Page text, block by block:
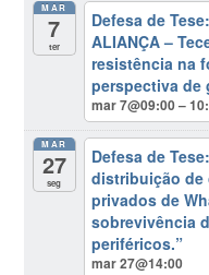
MAR
7
ter
Defesa de
ALIANÇA –
resistência na
perspectiva de
mar 7@09:00 –
MAR
27
seg
Defesa de
distribuição de
privados de
sobrevivência
periféricos.”
mar 27@14:00